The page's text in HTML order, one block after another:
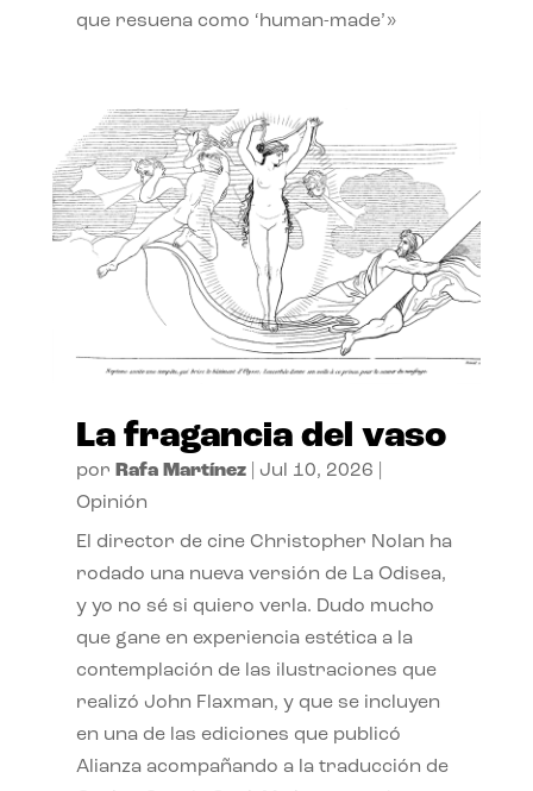
que resuena como ‘human-made’»
La fragancia del vaso
por Rafa Martínez| Jul 10, 2026
Opinión
El director de cine Christopher Nolan ha
rodado una nueva versión de La Odisea,
y yo no sé si quiero verla. Dudo mucho
que gane en experiencia estética a la
contemplación de las ilustraciones que
realizó John Flaxman, y que se incluyen
en una de las ediciones que publicó
Alianza acompañando a la traducción de